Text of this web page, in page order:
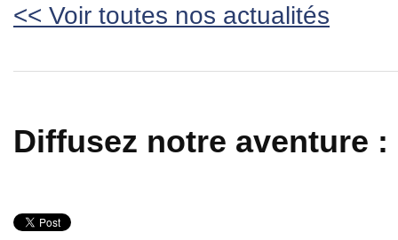
<< Voir toutes nos actualités
Diffusez notre aventure :